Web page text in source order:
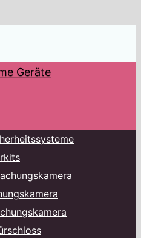
Geräte